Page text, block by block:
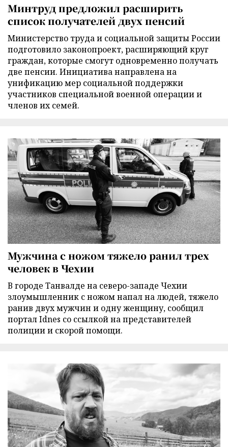
Минтруд предложил расширить
список получателей двух пенсий
Министерство труда и социальной защиты России
подготовило законопроект, расширяющий круг
граждан, которые смогут одновременно получать
две пенсии. Инициатива направлена на
унификацию мер социальной поддержки
участников специальной военной операции и
членов их семей.
Мужчина с ножом тяжело ранил трех
человек в Чехии
В городе Танвалде на северо-западе Чехии
злоумышленник с ножом напал на людей, тяжело
ранив двух мужчин и одну женщину, сообщил
портал Idnes со ссылкой на представителей
полиции и скорой помощи.